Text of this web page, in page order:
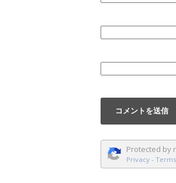
Protected by
Privacy - Terms